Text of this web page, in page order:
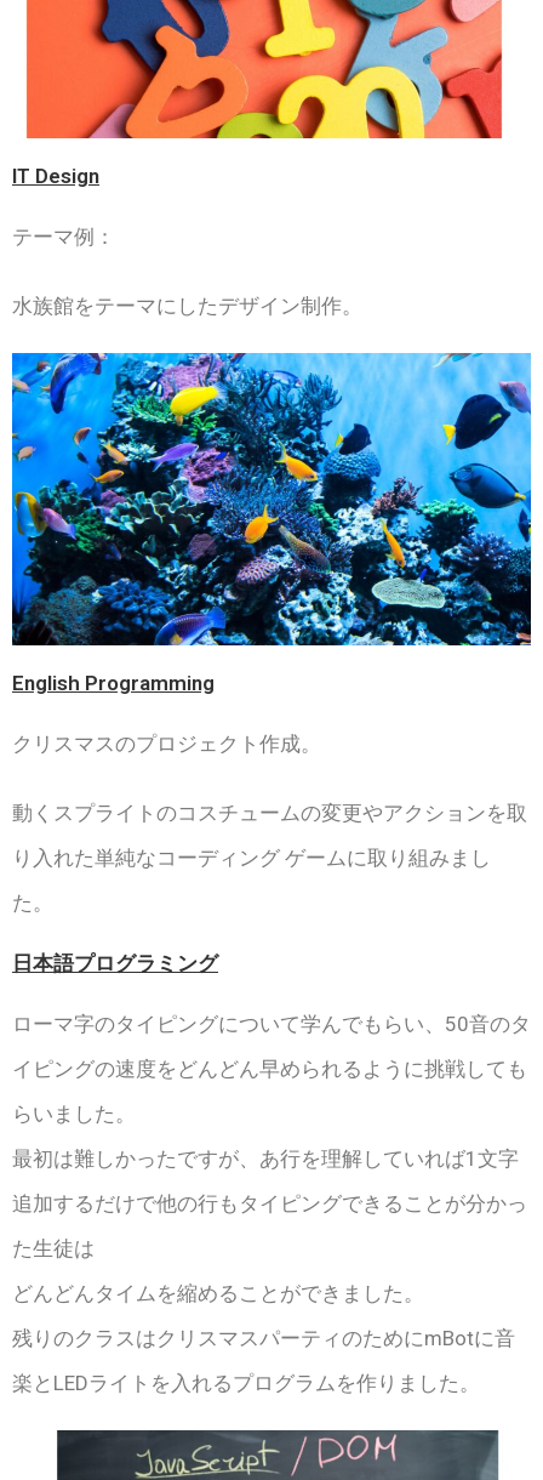
IT Design
テーマ例：
水族館をテーマにしたデザイン制作。
English Programming
クリスマスのプロジェクト作成。
動くスプライトのコスチュームの変更やアクションを取
り入れた単純なコーディング ゲームに取り組みまし
た。
日本語プログラミング
ローマ字のタイピングについて学んでもらい、50音のタ
イピングの速度をどんどん早められるように挑戦しても
らいました。
最初は難しかったですが、あ行を理解していれば1文字
追加するだけで他の行もタイピングできることが分かっ
た生徒は
どんどんタイムを縮めることができました。
残りのクラスはクリスマスパーティのためにmBotに音
楽とLEDライトを入れるプログラムを作りました。